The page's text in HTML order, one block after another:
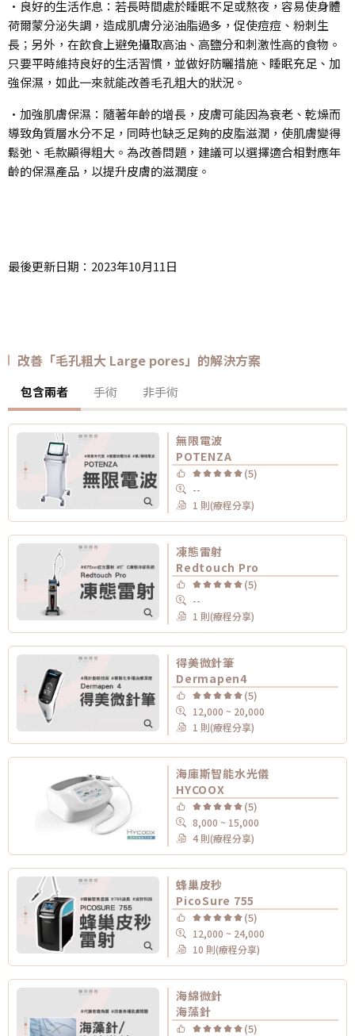
•良好的生活作息：若長時間處於睡眠不足或熬夜，容易使身體
荷爾蒙分泌失調，造成肌膚分泌油脂過多，促使痘痘、粉刺生
長；另外，在飲食上避免攝取高油、高鹽分和刺激性高的食物。
只要平時維持良好的生活習慣，並做好防曬措施、睡眠充足、加
強保濕，如此一來就能改善毛孔粗大的狀況。
•加強肌膚保濕：隨著年齡的增長，皮膚可能因為衰老、乾燥而
導致角質層水分不足，同時也缺乏足夠的皮脂滋潤，使肌膚變得
鬆弛、毛款顯得粗大。為改善問題，建議可以選擇適合相對應年
齡的保濕產品，以提升皮膚的滋潤度。
最後更新日期：2023年10月11日
改善「毛孔粗大 Large pores」的解決方案
包含兩者 手術 非手術
無限電波
POTENZA
(5)
--
1 則(療程分享)
凍態雷射
Redtouch Pro
(5)
--
1 則(療程分享)
得美微針筆
Dermapen4
(5)
12,000 ~ 20,000
1 則(療程分享)
海庫斯智能水光儀
HYCOOX
(5)
8,000 ~ 15,000
4 則(療程分享)
蜂巢皮秒
PicoSure 755
(5)
12,000 ~ 24,000
10 則(療程分享)
海綿微針
海藻針
(5)